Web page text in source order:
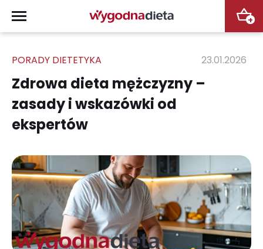
+
PORADY DIETETYKA 23.01.2026
Zdrowa dieta mężczyzny –
zasady i wskazówki od
ekspertów